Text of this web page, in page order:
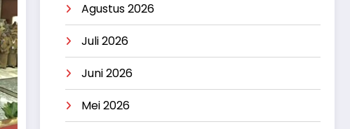
Agustus 2026
Juli 2026
Juni 2026
Mei 2026